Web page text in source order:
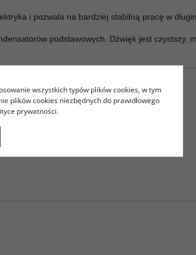
i pozwala na bardziej stabilną pracę w
podstawowych. Dźwięk jest czystszy,
wszystkich typów plików cookies, w tym
plików cookies niezbędnych do prawidłowego
prywatności.